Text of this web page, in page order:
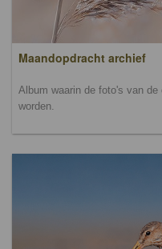
Maandopdracht archief
Album waarin de foto's van de
worden.